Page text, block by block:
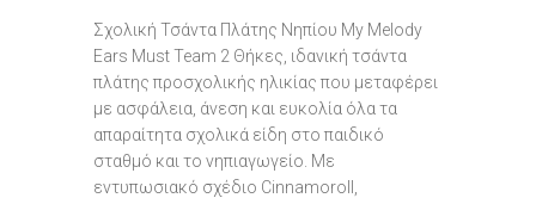
Σχολική Τσάντα Πλάτης Νηπίου My Melody
Ears Must Team 2 Θήκες, ιδανική τσάντα
πλάτης προσχολικής ηλικίας που μεταφέρει
με ασφάλεια, άνεση και ευκολία όλα τα
απαραίτητα σχολικά είδη στο παιδικό
σταθμό και το νηπιαγωγείο. Με
εντυπωσιακό σχέδιο Cinnamoroll,